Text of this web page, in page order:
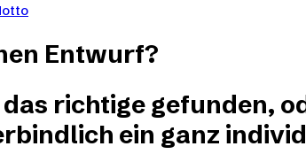
Entwurf?
richtige gefunden,
ein ganz